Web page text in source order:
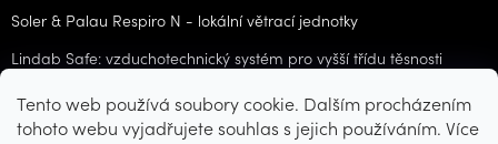
Tento web používá soubory cookie. Dalším procházením
tohoto webu vyjadřujete souhlas s jejich používáním. Více
Soler & Palau Respiro N - lokální větrací jednotky
Lindab Safe: vzduchotechnický systém pro vyšší třídu těsnosti
ARCHIV